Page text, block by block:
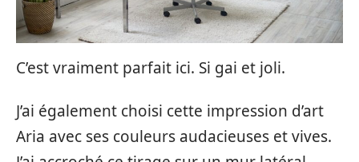
C’est vraiment parfait ici. Si gai et joli.
J’ai également choisi cette impression d’art
Aria avec ses couleurs audacieuses et vives.